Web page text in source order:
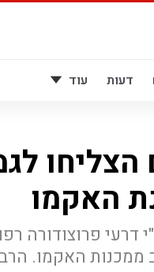
דעות עוד
הצליחו
האקמו
דרעי פרוצודורה
האקמו. הרב